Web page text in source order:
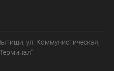
ул. Коммунистическая,